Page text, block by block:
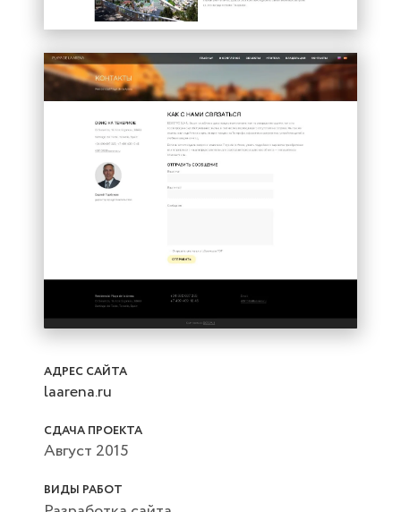
АДРЕС САЙТА
laarena.ru
СДАЧА ПРОЕКТА
Август 2015
ВИДЫ РАБОТ